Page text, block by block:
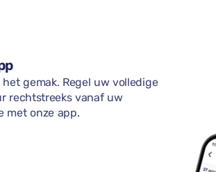
gemak. Regel uw volledige
rechtstreeks vanaf uw
met onze app.